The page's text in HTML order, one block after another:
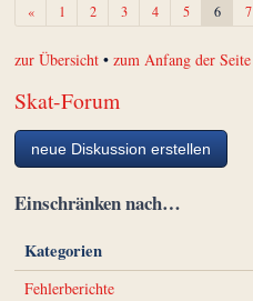
«Zurück1 2 3 4 5 6 7
zur Übersicht •zum Anfang der Seite
Skat-Forum
neue Diskussion erstellen
Einschränken nach…
Kategorien
Fehlerberichte